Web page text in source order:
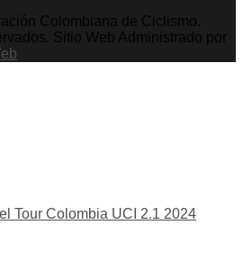
Colombiana de Ciclismo.
Sitio Web Administrado por
Tour Colombia UCI 2.1 2024